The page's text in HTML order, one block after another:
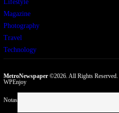
Lifestyle
Magazine
Photography
Travel
Technology
MetroNewspaper©2026. All Rights Reserved.
WPEnjoy
Notas